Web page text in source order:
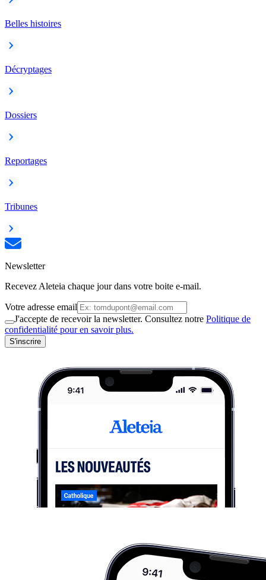
Belles histoires
Décryptages
Dossiers
Reportages
Tribunes
Newsletter
Recevez Aleteia chaque jour dans votre boite e-mail.
Votre adresse email
J'accepte de recevoir la newsletter. Consultez notre Politique de
confidentialité pour en savoir plus.
S'inscrire